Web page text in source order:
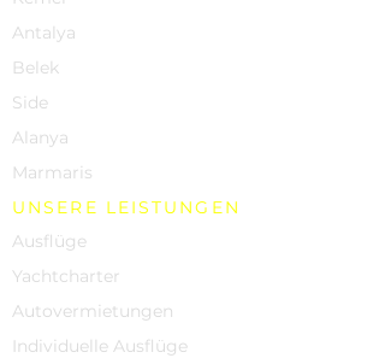
Antalya
Belek
Side
Alanya
Marmaris
UNSERE LEISTUNGEN
Ausflüge
Yachtcharter
Autovermietungen
Individuelle Ausflüge